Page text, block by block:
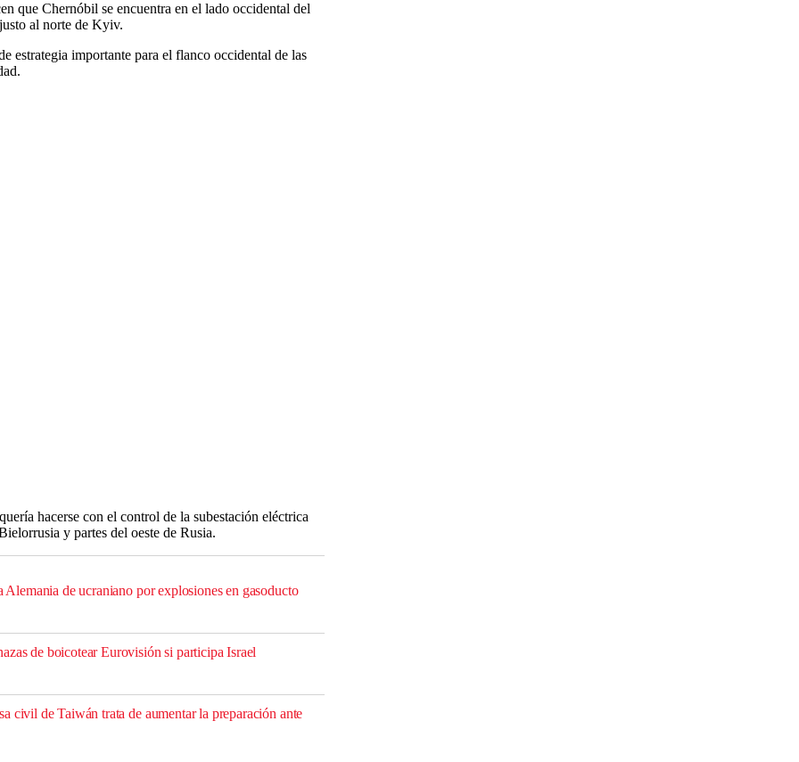
que Chernóbil se encuentra en el lado occidental del
al norte de Kyiv.
estrategia importante para el flanco occidental de las
hacerse con el control de la subestación eléctrica
y partes del oeste de Rusia.
Alemania de ucraniano por explosiones en gasoducto
de boicotear Eurovisión si participa Israel
civil de Taiwán trata de aumentar la preparación ante